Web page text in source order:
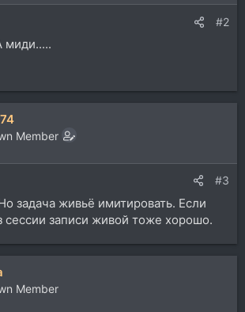
#2
миди.....
Member
#3
задача живьё имитировать. Если
сессии записи живой тоже хорошо.
Member